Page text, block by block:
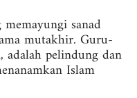
sanad
mutakhir. Guru-
pelindung dan
Islam